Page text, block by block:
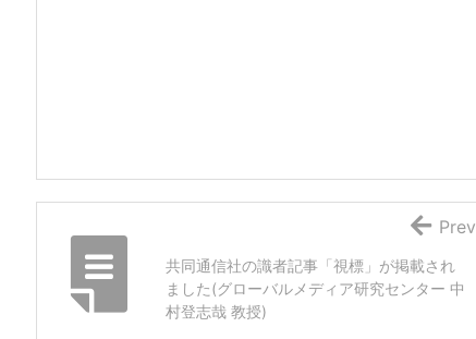
共同通信社の識者記事「視標」が掲載され
ました(グローバルメディア研究センター 中
村登志哉 教授)
Prev